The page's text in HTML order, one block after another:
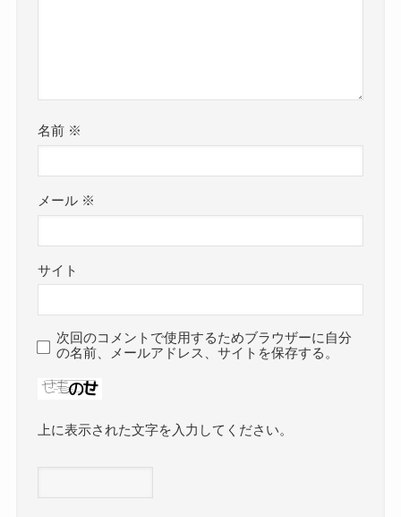
名前 ※
メール ※
サイト
次回のコメントで使用するためブラウザーに自分
の名前、メールアドレス、サイトを保存する。
上に表示された文字を入力してください。